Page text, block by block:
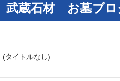
武蔵石材 お墓ブロ
(タイトルなし)